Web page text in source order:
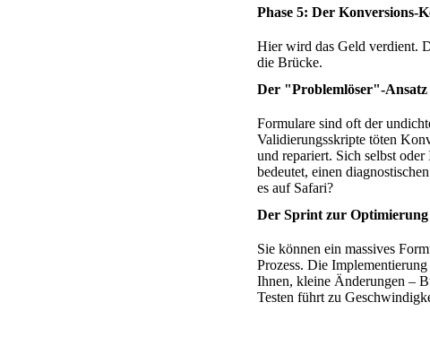
Phase 5: Der
Hier wird das Geld verdient.
die Brücke.
Der "Problemlöser"-
Formulare sind oft der
Validierungsskripte töten
und repariert. Sich selbst oder
bedeutet, einen
es auf Safari?
Der Sprint zur Optimierung
Sie können ein massives
Prozess. Die
Ihnen, kleine Änderungen –
Testen führt zu